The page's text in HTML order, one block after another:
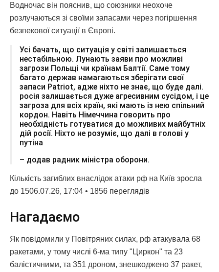
Водночас він пояснив, що союзники неохоче
розлучаються зі своїми запасами через погіршення
безпекової ситуації в Європі.
Усі бачать, що ситуація у світі залишається
нестабільною. Лунають заяви про можливі
загрози Польщі чи країнам Балтії. Саме тому
багато держав намагаються зберігати свої
запаси Patriot, адже ніхто не знає, що буде далі.
росія залишається дуже агресивним сусідом, і це
загроза для всіх країн, які мають із нею спільний
кордон. Навіть Німеччина говорить про
необхідність готуватися до можливих майбутніх
дій росії. Ніхто не розуміє, що далі в голові у
путіна
– додав радник міністра оборони.
Кількість загиблих внаслідок атаки рф на Київ зросла
до 1506.07.26, 17:04 • 1856 переглядiв
Нагадаємо
Як повідомили у Повітряних силах, рф атакувала 68
ракетами, у тому числі 6-ма типу "Циркон" та 23
балістичними, та 351 дроном, знешкоджено 37 ракет,